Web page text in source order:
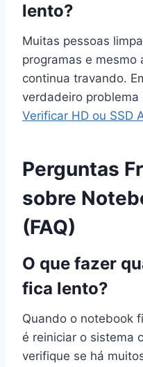
lento?
Muitas pessoas
programas e mesmo
continua travando.
verdadeiro problema
Verificar HD ou SSD
Perguntas
sobre
(FAQ)
O que fazer
fica lento?
Quando o notebook
é reiniciar o sistema
verifique se há